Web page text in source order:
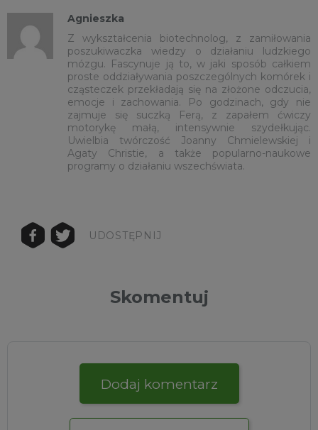
Agnieszka
Z wykształcenia biotechnolog, z zamiłowania
poszukiwaczka wiedzy o działaniu ludzkiego
mózgu. Fascynuje ją to, w jaki sposób całkiem
proste oddziaływania poszczególnych komórek i
cząsteczek przekładają się na złożone odczucia,
emocje i zachowania. Po godzinach, gdy nie
zajmuje się suczką Ferą, z zapałem ćwiczy
motorykę małą, intensywnie szydełkując.
Uwielbia twórczość Joanny Chmielewskiej i
Agaty Christie, a także popularno-naukowe
programy o działaniu wszechświata.
UDOSTĘPNIJ
Skomentuj
Dodaj komentarz